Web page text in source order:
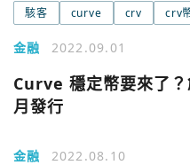
駭客 curve crv crv
金融 2022.09.01
Curve 穩定幣要來了
月發行
金融 2022.08.10